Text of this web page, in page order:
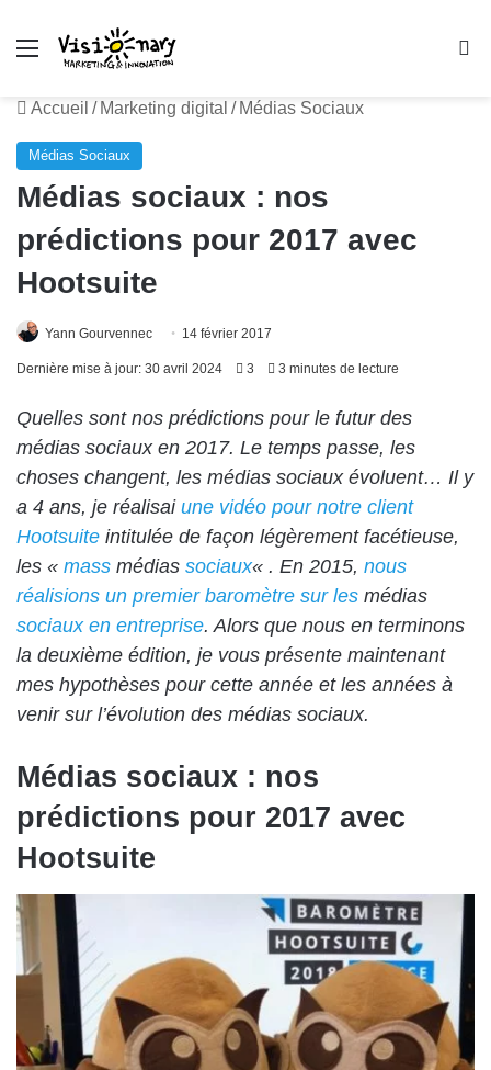
Menu
Accueil / Marketing digital / Médias Sociaux
Médias Sociaux
Médias sociaux : nos
prédictions pour 2017 avec
Hootsuite
Yann Gourvennec 14 février 2017
Dernière mise à jour: 30 avril 2024 3 3 minutes de lecture
Quelles sont nos prédictions pour le futur des
médias sociaux en 2017. Le temps passe, les
choses changent, les médias sociaux évoluent… Il y
a 4 ans, je réalisai une vidéo pour notre client
Hootsuite intitulée de façon légèrement facétieuse,
les « mass médias sociaux« . En 2015, nous
réalisions un premier baromètre sur les médias
sociaux en entreprise. Alors que nous en terminons
la deuxième édition, je vous présente maintenant
mes hypothèses pour cette année et les années à
venir sur l’évolution des médias sociaux.
Médias sociaux : nos
prédictions pour 2017 avec
Hootsuite